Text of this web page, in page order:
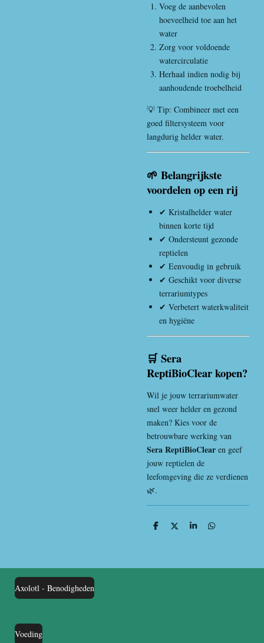
Voeg de aanbevolen
hoeveelheid toe aan het
water
Zorg voor voldoende
watercirculatie
Herhaal indien nodig bij
aanhoudende troebelheid
💡 Tip: Combineer met een
goed filtersysteem voor
langdurig helder water.
🌱 Belangrijkste
voordelen op een rij
✔ Kristalhelder water
binnen korte tijd
✔ Ondersteunt gezonde
reptielen
✔ Eenvoudig in gebruik
✔ Geschikt voor diverse
terrariumtypes
✔ Verbetert waterkwaliteit
en hygiëne
🛒 Sera
ReptiBioClear kopen?
Wil je jouw terrariumwater
snel weer helder en gezond
maken? Kies voor de
betrouwbare werking van
Sera ReptiBioClear en geef
jouw reptielen de
leefomgeving die ze verdienen
🌿.
D
D
S
D
Axolotl - Benodigheden
Voeding